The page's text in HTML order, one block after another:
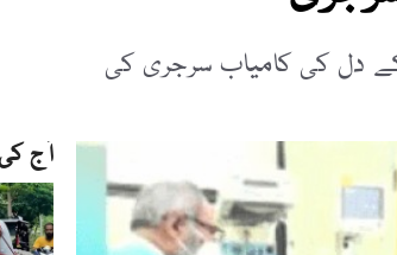
کے دل کی کامیاب سرجری کی
آج